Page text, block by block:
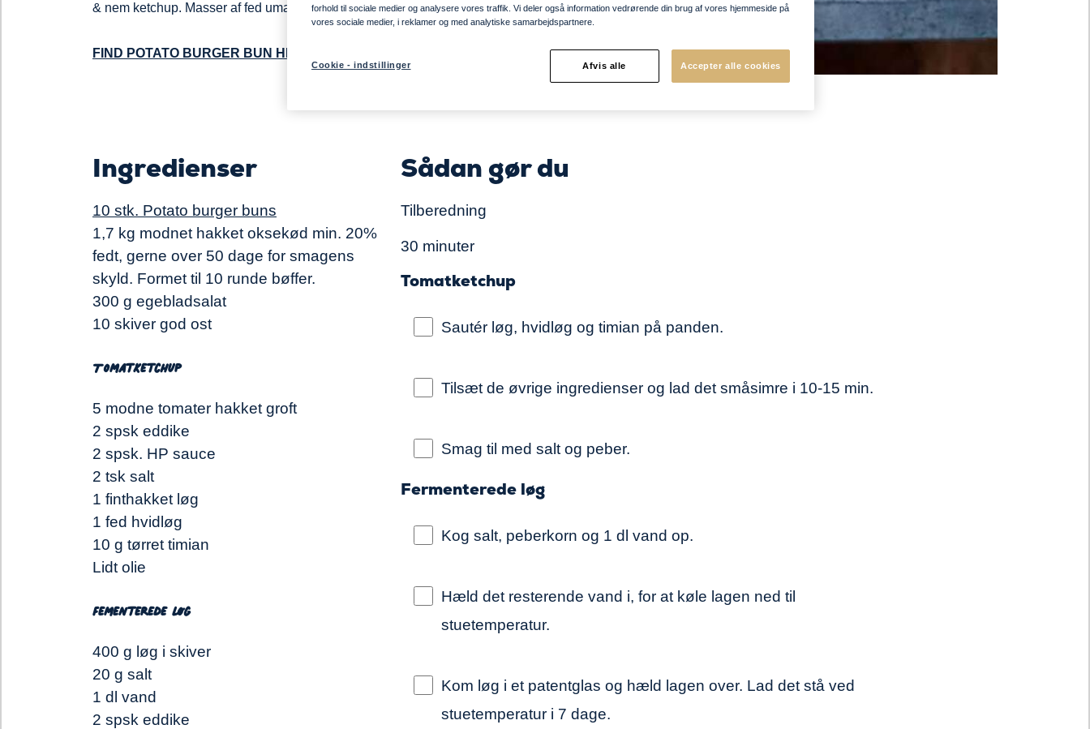
& nem ketchup. Masser af fed umami smag!
FIND POTATO BURGER BUN HER
Ingredienser
10 stk. Potato burger buns
1,7 kg modnet hakket oksekød min. 20%
fedt, gerne over 50 dage for smagens
skyld. Formet til 10 runde bøffer.
300 g egebladsalat
10 skiver god ost
Tomatketchup
5 modne tomater hakket groft
2 spsk eddike
2 spsk. HP sauce
2 tsk salt
1 finthakket løg
1 fed hvidløg
10 g tørret timian
Lidt olie
Fementerede løg
400 g løg i skiver
20 g salt
1 dl vand
2 spsk eddike
Sådan gør du
Tilberedning
30 minuter
Tomatketchup
Sautér løg, hvidløg og timian på panden.
Tilsæt de øvrige ingredienser og lad det småsimre i 10-15 min.
Smag til med salt og peber.
Fermenterede løg
Kog salt, peberkorn og 1 dl vand op.
Hæld det resterende vand i, for at køle lagen ned til
stuetemperatur.
Kom løg i et patentglas og hæld lagen over. Lad det stå ved
stuetemperatur i 7 dage.
forhold til sociale medier og analysere vores traffik. Vi deler også information vedrørende din brug af vores hjemmeside på
vores sociale medier, i reklamer og med analytiske samarbejdspartnere.
Cookie - indstillinger Afvis alle Accepter alle cookies